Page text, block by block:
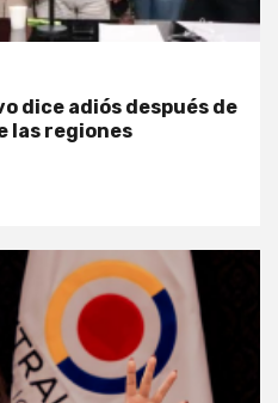
dice adiós después de
las regiones